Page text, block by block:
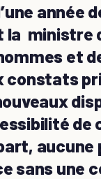
la ministre
et
constats
de
sans une